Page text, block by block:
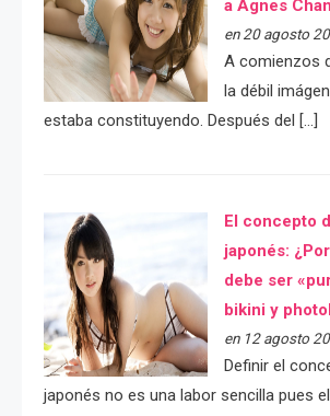
a Agnes
en 20 agosto
A comienzos
la débil
estaba constituyendo. Después del […]
El concepto
japonés:
debe ser
bikini y
en 12 agosto
Definir el
japonés no es una labor sencilla pues